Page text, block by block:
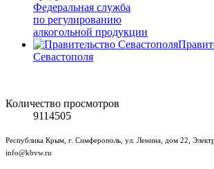
Федеральная служба
по регулированию
алкогольной продукции
Севастополя
Количество просмотров
9114505
Республика Крым, г. Симферополь, ул. Ленина, дом 22,
info@kbvw.ru